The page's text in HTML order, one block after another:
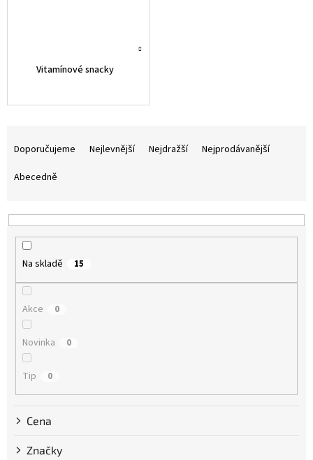
Vitamínové snacky
p
Doporučujeme Nejlevnější Nejdražší
Nejprodávanější
Abecedně
Na skladě 15
Akce 0
Novinka 0
Tip 0
Cena
Značky